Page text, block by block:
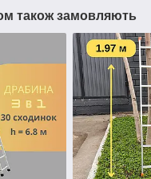
також замовляють